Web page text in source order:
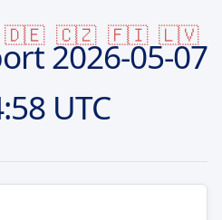
🇩🇪 🇨🇿 🇫🇮 🇱🇻
2026-05-07
UTC